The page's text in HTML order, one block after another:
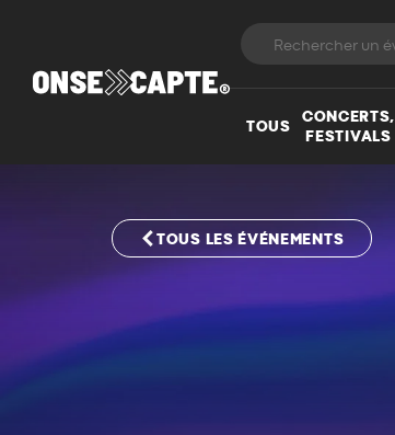
TOUS
CONCERTS,
FESTIVALS
TOUS LES ÉVÉNEMENTS